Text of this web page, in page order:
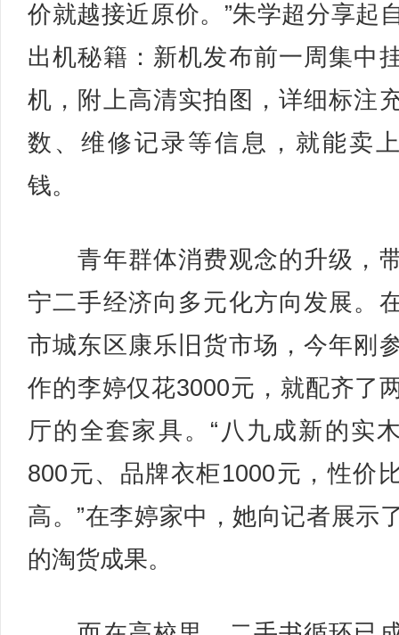
价就越接近原价。”朱学超分享起
出机秘籍：新机发布前一周集中
机，附上高清实拍图，详细标注
数、维修记录等信息，就能卖
钱。
青年群体消费观念的升级，
宁二手经济向多元化方向发展。
市城东区康乐旧货市场，今年刚
作的李婷仅花3000元，就配齐了
厅的全套家具。“八九成新的实
800元、品牌衣柜1000元，性价
高。”在李婷家中，她向记者展示
的淘货成果。